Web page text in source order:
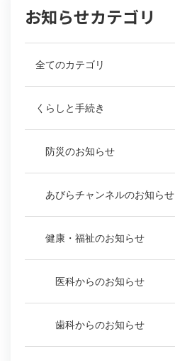
お知らせカテゴリ
全てのカテゴリ
くらしと手続き
防災のお知らせ
あびらチャンネルのお知らせ
健康・福祉のお知らせ
医科からのお知らせ
歯科からのお知らせ